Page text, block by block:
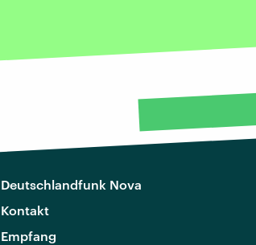
Deutschlandfunk Nova
Kontakt
Empfang